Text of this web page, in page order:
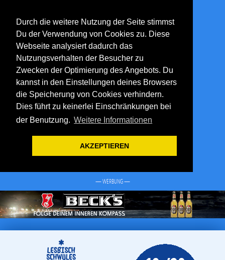
Durch die weitere Nutzung der Seite stimmst
Du der Verwendung von Cookies zu. Diese
Webseite analysiert dadurch das
Nutzungsverhalten der Besucher zu
Zwecken der Optimierung des Angebots. Du
kannst in den Einstellungen deines Browsers
die Speicherung von Cookies verhindern.
Dies führt zu keinerlei Einschränkungen bei
der Benutzung. Weitere Informationen
AKZEPTIEREN
— WERBUNG —